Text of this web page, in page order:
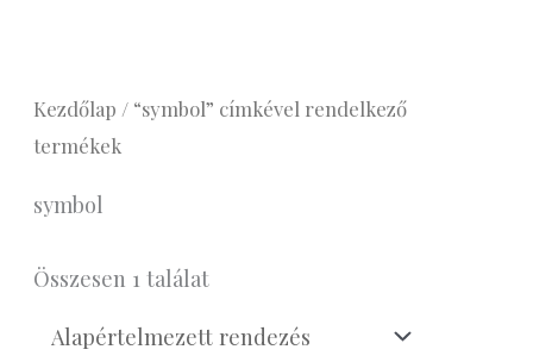
Kezdőlap / “symbol” címkével rendelkező
termékek
symbol
Összesen 1 találat